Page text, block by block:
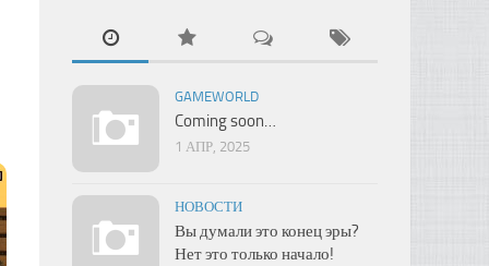
GAMEWORLD
Coming soon…
1 АПР, 2025
НОВОСТИ
Вы думали это конец эры?
Нет это только начало!